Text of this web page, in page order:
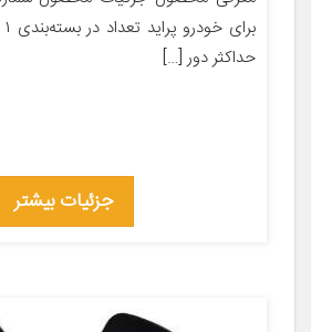
حداکثر دور […]
جزئیات بیشتر